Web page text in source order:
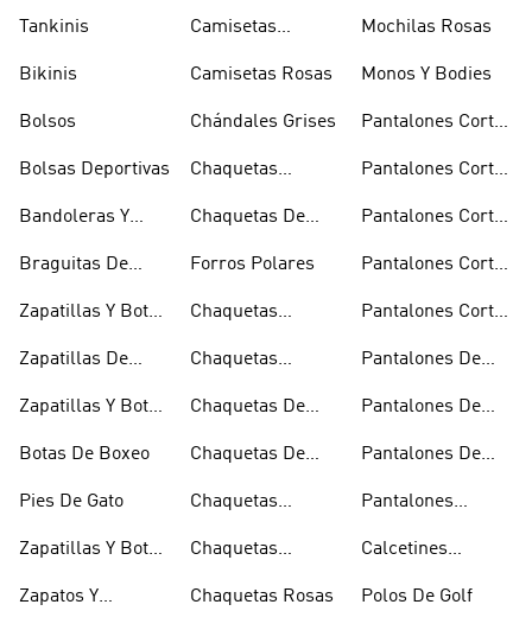
Tankinis
Bikinis
Bolsos
Bolsas Deportivas
Bandoleras Y
Hombro
Braguitas De
Zapatillas Y Botas
Zapatillas De
Zapatillas Y Botas
Botas De Boxeo
Pies De Gato
Zapatillas Y Botas
Zapatos Y
Camisetas
Camisetas Rosas
Chándales Grises
Chaquetas
Acolchados
Chaquetas De
Forros Polares
Chaquetas
Chaquetas
Chaquetas De
Chaquetas De
Chaquetas
Chaquetas
Chaquetas Rosas
Mochilas Rosas
Monos Y Bodies
Pantalones Cortos
Pantalones Cortos
Pantalones Cortos
Pantalones Cortos
Pantalones Cortos
Pantalones De
Pantalones De
Pantalones De
Pantalones
Calcetines
Polos De Golf